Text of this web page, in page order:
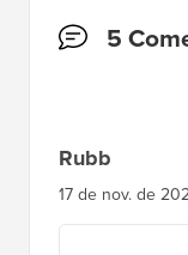
Interações
5
Rubb
17 de nov. de